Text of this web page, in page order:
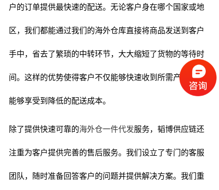
户的订单提供最快速的配送。无论客户身在哪个国家或地
区，我们都能通过我们的海外仓库直接将商品发送到客户
手中，省去了繁琐的中转环节，大大缩短了货物的等待时
间。这样的优势使得客户不仅能够快速收到所需产品，还
能够享受到降低的配送成本。
除了提供快速可靠的海外仓一件代发服务，韬博供应链还
注重为客户提供完善的售后服务。我们设立了专门的客服
团队，随时准备回答客户的问题并提供解决方案。我们重